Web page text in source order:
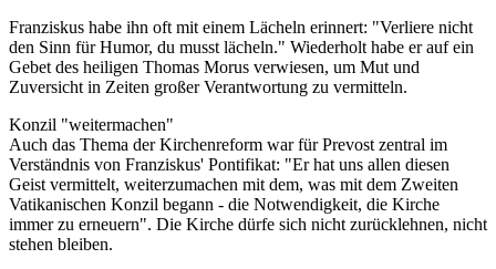
Franziskus habe ihn oft mit einem Lächeln erinnert: "Verliere nicht
den Sinn für Humor, du musst lächeln." Wiederholt habe er auf ein
Gebet des heiligen Thomas Morus verwiesen, um Mut und
Zuversicht in Zeiten großer Verantwortung zu vermitteln.
Konzil "weitermachen"
Auch das Thema der Kirchenreform war für Prevost zentral im
Verständnis von Franziskus' Pontifikat: "Er hat uns allen diesen
Geist vermittelt, weiterzumachen mit dem, was mit dem Zweiten
Vatikanischen Konzil begann - die Notwendigkeit, die Kirche
immer zu erneuern". Die Kirche dürfe sich nicht zurücklehnen, nicht
stehen bleiben.